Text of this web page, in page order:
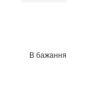
В бажання